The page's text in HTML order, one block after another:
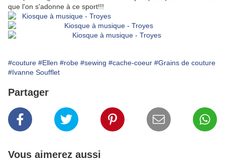
que l'on s'adonne à ce sport!!!
#couture #Ellen #robe #sewing #cache-coeur #Grains de couture
#Ivanne Soufflet
Partager
Vous aimerez aussi